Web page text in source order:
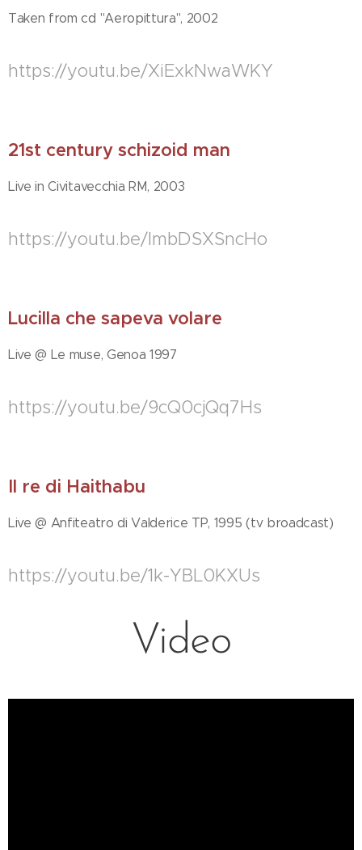
Taken from cd "Aeropittura", 2002
https://youtu.be/XiExkNwaWKY
21st century schizoid man
Live in Civitavecchia RM, 2003
https://youtu.be/lmbDSXSncHo
Lucilla che sapeva volare
Live @ Le muse, Genoa 1997
https://youtu.be/9cQ0cjQq7Hs
Il re di Haithabu
Live @ Anfiteatro di Valderice TP, 1995 (tv broadcast)
https://youtu.be/1k-YBL0KXUs
Video